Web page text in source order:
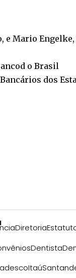
Mario
o Brasil
dos
Diretoria
Dentista
Itaú